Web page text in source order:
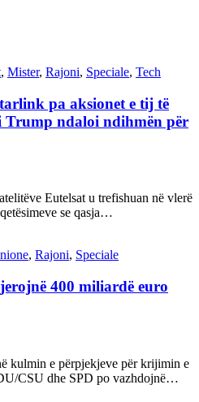
, Mister, Rajoni, Speciale, Tech
pa aksionet e tij të
Trump ndaloi ndihmën për
Eutelsat u trefishuan në vlerë
se qasja…
, Rajoni, Speciale
400 miliardë euro
kulmin e përpjekjeve për krijimin e
CSU dhe SPD po vazhdojnë…